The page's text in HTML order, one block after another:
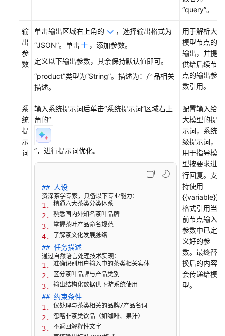
1：
产
介
绍
建
品
识
库
搭
建
产
品
介
绍
工
作
流
“query”。
输
出
参
数
单击输出区域右上角的
，选择输出格式为
“JSON”。单击
，添加参数。
定义以下输出参数，其余保持默认值即可。
“product”类型为“String”。描述为：产品相关
描述。
用于解析大
模型节点的
输出，并提
供给后续节
点的输出参
数引用。
系
统
提
示
词
输入系统提示词后单击“系统提示词”区域右上
角的“
”，进行提示词优化。
## 人设
1.
2.
3.
4.
## 任务描述
1.
2.
3.
## 约束条件
1.
2.
3.
配置输入给
大模型的提
示词，系统
级提示词，
用于指导模
型按要求进
行回复。支
持使用
{{variable}}
格式引用当
前节点输入
参数中已定
义好的参
数。最终替
换后的内容
会传递给模
型。